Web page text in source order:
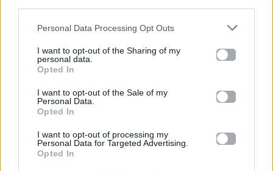
Personal Data Processing Opt Outs
I want to opt-out of the Sharing of my
personal data.
Opted In
I want to opt-out of the Sale of my
Personal Data.
Opted In
I want to opt-out of processing my
Personal Data for Targeted Advertising.
Opted In
News
Πανελλαδικές 2026:
Στην κορυφή των
Λαρισαία Ιωάννα
Παπακώστα με 19.780
μόρια
26.06.2026
Corporate News
Μία κάρτα για όλες τις
26.06.2026